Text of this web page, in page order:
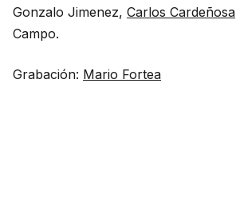
Gonzalo Jimenez, Carlos Cardeñosa
Campo.
Grabación: Mario Fortea